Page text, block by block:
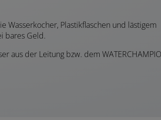
Wasserkocher, Plastikflaschen und lästigem
bares Geld.
aus der Leitung bzw. dem